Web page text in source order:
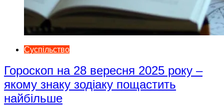
Суспільство
Гороскоп на 28 вересня 2025 року –
якому знаку зодіаку пощастить
найбільше